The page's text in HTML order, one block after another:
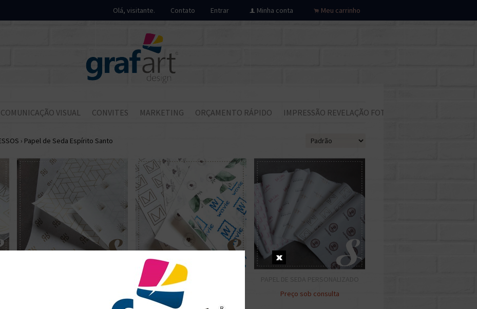
Olá, visitante. Contato Entrar f Minha conta . Meu carrinho
COMUNICAÇÃO VISUAL CONVITES MARKETING ORÇAMENTO RÁPIDO IMPRESSÃO REVELAÇÃO FOTOS
› Papel de Seda Espírito Santo
PAPEL DE SEDA PERSONALIZADO
Preço sob consulta
Preço sob consulta